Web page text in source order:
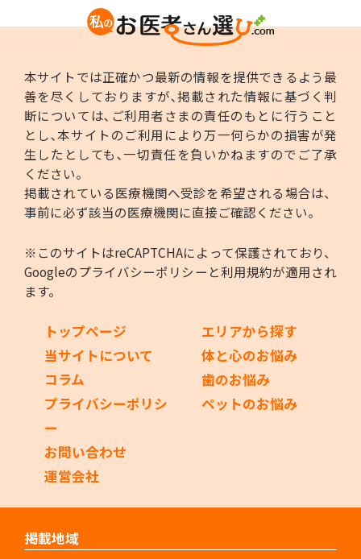
本サイトでは正確かつ最新の情報を提供できるよう最
善を尽くしておりますが､掲載された情報に基づく判
断については､ご利用者さまの責任のもとに行うこと
とし､本サイトのご利用により万一何らかの損害が発
生したとしても､一切責任を負いかねますのでご了承
ください。
掲載されている医療機関へ受診を希望される場合は、
事前に必ず該当の医療機関に直接ご確認ください。
※このサイトはreCAPTCHAによって保護されており、
Googleのプライバシーポリシー と利用規約が適用され
ます。
トップページ
当サイトについて
コラム
プライバシーポリシ
ー
お問い合わせ
運営会社
エリアから探す
体と心のお悩み
歯のお悩み
ペットのお悩み
掲載地域